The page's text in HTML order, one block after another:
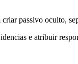
passivo oculto,
e atribuir